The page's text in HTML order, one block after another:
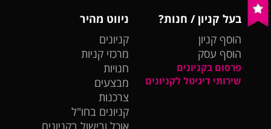
בעל קניון / חנות?
הוסף קניון
הוסף עסק
פרסום בקניונים
שירותי דיגיטל לקניונים
ניווט מהיר
קניונים
מרכזי קניות
חנויות
מבצעים
צרכנות
קניונים בחו"ל
אוכל ובישול בקניונים